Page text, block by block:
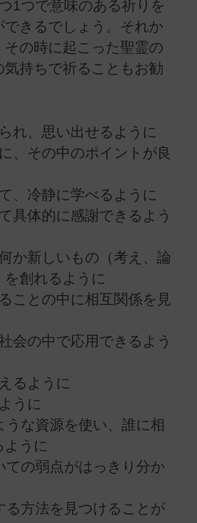
1つで意味のある祈りを
できるでしょう。それか
の時に起こった聖霊の
持ちで祈ることもお勧
れ、思い出せるように
、その中のポイントが良
、冷静に学べるように
具体的に感謝できるよう
か新しいもの（考え、論
創れるように
ことの中に相互関係を見
会の中で応用できるよう
るように
うに
な資源を使い、誰に相
ように
ての弱点がはっきり分か
る方法を見つけることが